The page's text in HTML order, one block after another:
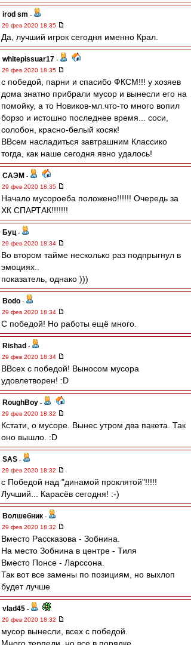
irod sm -
29 фев 2020 18:35
Да, лучший игрок сегодня именно Крал.
whitepissuar17 -
29 фев 2020 18:35
с победой, парни и спасибо ФКСМ!!! у хозяев
дома знатно прибрали мусор и вынесли его на
помойку, а то Новиков-мл.что-то много вопил
борзо и истошно последнее время... соси,
солобон, красно-белый косяк!
ВВсем насладиться завтрашним Классико
тогда, как наше сегодня явно удалось!
САЭМ -
29 фев 2020 18:35
Начало мусороеба положено!!!!!! Очередь за
ХК СПАРТАК!!!!!!!
Буц -
29 фев 2020 18:34
Во втором тайме несколько раз подпрыгнул в
эмоциях..
показатель, однако )))
Bodo -
29 фев 2020 18:34
С победой! Но работы ещё много.
Rishad -
29 фев 2020 18:34
ВВсех с победой! Выносом мусора
удовлетворен! :D
RoughBoy -
29 фев 2020 18:32
Кстати, о мусоре. Вынес утром два пакета. Так
оно вышло. :D
SAS -
29 фев 2020 18:32
с Победой над "динамой проклятой"!!!!!
Лучший... Карасёв сегодня! :-)
Волшебник -
29 фев 2020 18:32
Вместо Рассказова - Зобнина.
На место Зобнина в центре - Тиля
Вместо Понсе - Ларссона.
Так вот все замены по позициям, но выхлоп
будет лучше
vlad45 -
29 фев 2020 18:32
мусор вынесли, всех с победой.